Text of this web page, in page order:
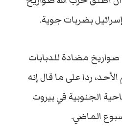
بضربات جوية.
صواريخ مضادة للدبابات
ردا على ما قال إنه
الجنوبية في بيروت
الماضي.